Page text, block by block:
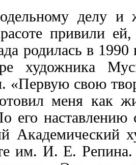
делу
привили
родилась в 1990
художника
«Первую свою
меня как
его
Академический
им. И. Е. Репина.